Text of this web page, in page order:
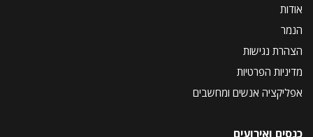
אודות
הנמר
הצהרת נגישות
מדיניות הפרטיות
אפליקציה אנשים ומחשבים
כנסים ואירועים